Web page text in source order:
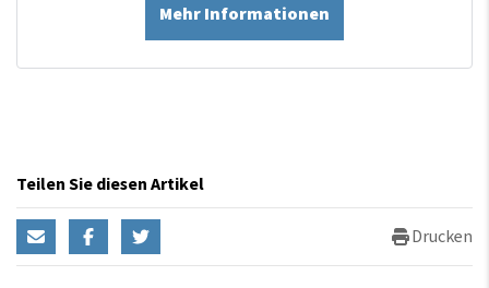
Mehr Informationen
Teilen Sie diesen Artikel
Drucken